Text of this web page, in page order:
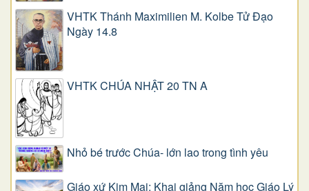
VHTK Thánh Maximilien M. Kolbe Tử Đạo
Ngày 14.8
VHTK CHÚA NHẬT 20 TN A
Nhỏ bé trước Chúa- lớn lao trong tình yêu
Giáo xứ Kim Mai: Khai giảng Năm học Giáo Lý